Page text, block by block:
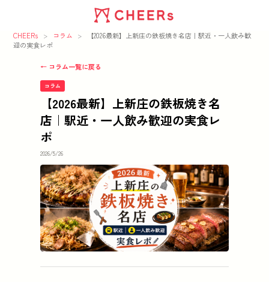
CHEERs > コラム >
【2026最新】上新庄の鉄板焼き名店｜駅近・一人飲み歓
迎の実食レポ
← コラム一覧に戻る
コラム
【2026最新】上新庄の鉄板焼き名
店｜駅近・一人飲み歓迎の実食レ
ポ
2026/5/26
この記事の要点